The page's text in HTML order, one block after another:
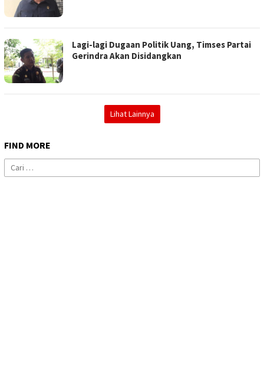
Lagi-lagi Dugaan Politik Uang, Timses Partai
Gerindra Akan Disidangkan
Lihat Lainnya
FIND MORE
Cari
untuk: